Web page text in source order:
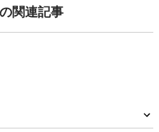
関連記事